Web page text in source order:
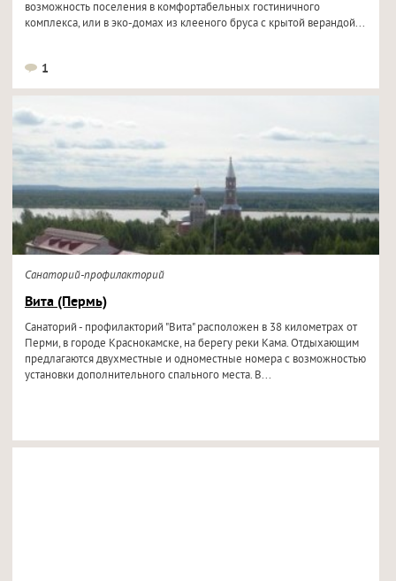
возможность поселения в комфортабельных гостиничного
комплекса, или в эко-домах из клееного бруса с крытой верандой...
1
Санаторий-профилакторий
Вита (Пермь)
Санаторий - профилакторий "Вита" расположен в 38 километрах от
Перми, в городе Краснокамске, на берегу реки Кама. Отдыхающим
предлагаются двухместные и одноместные номера с возможностью
установки дополнительного спального места. В...